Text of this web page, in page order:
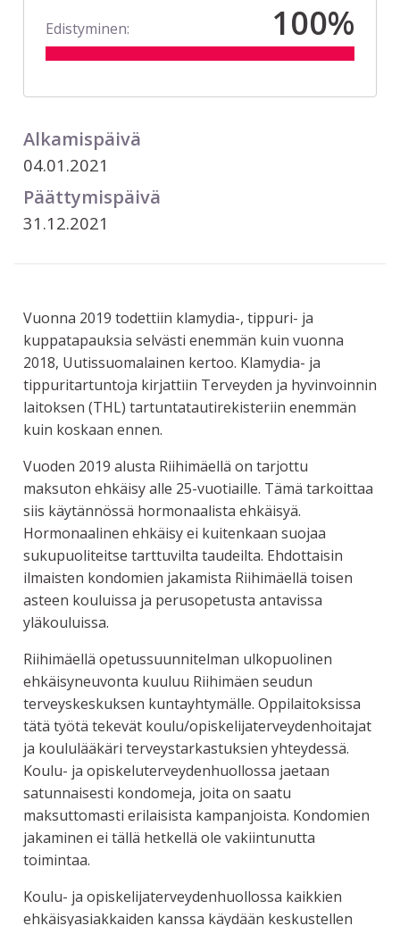
Edistyminen: 100%
Alkamispäivä
04.01.2021
Päättymispäivä
31.12.2021
Vuonna 2019 todettiin klamydia-, tippuri- ja
kuppatapauksia selvästi enemmän kuin vuonna
2018, Uutissuomalainen kertoo. Klamydia- ja
tippuritartuntoja kirjattiin Terveyden ja hyvinvoinnin
laitoksen (THL) tartuntatautirekisteriin enemmän
kuin koskaan ennen.
Vuoden 2019 alusta Riihimäellä on tarjottu
maksuton ehkäisy alle 25-vuotiaille. Tämä tarkoittaa
siis käytännössä hormonaalista ehkäisyä.
Hormonaalinen ehkäisy ei kuitenkaan suojaa
sukupuoliteitse tarttuvilta taudeilta. Ehdottaisin
ilmaisten kondomien jakamista Riihimäellä toisen
asteen kouluissa ja perusopetusta antavissa
yläkouluissa.
Riihimäellä opetussuunnitelman ulkopuolinen
ehkäisyneuvonta kuuluu Riihimäen seudun
terveyskeskuksen kuntayhtymälle. Oppilaitoksissa
tätä työtä tekevät koulu/opiskelijaterveydenhoitajat
ja koululääkäri terveystarkastuksien yhteydessä.
Koulu- ja opiskeluterveydenhuollossa jaetaan
satunnaisesti kondomeja, joita on saatu
maksuttomasti erilaisista kampanjoista. Kondomien
jakaminen ei tällä hetkellä ole vakiintunutta
toimintaa.
Koulu- ja opiskelijaterveydenhuollossa kaikkien
ehkäisyasiakkaiden kanssa käydään keskustellen